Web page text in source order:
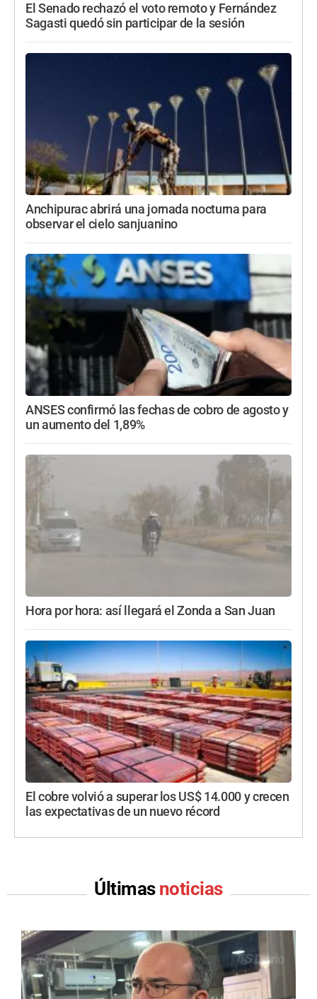
El Senado rechazó el voto remoto y Fernández
Sagasti quedó sin participar de la sesión
Anchipurac abrirá una jornada nocturna para
observar el cielo sanjuanino
ANSES confirmó las fechas de cobro de agosto y
un aumento del 1,89%
Hora por hora: así llegará el Zonda a San Juan
El cobre volvió a superar los US$ 14.000 y crecen
las expectativas de un nuevo récord
Últimas noticias